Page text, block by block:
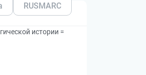
RUSMARC
истории =